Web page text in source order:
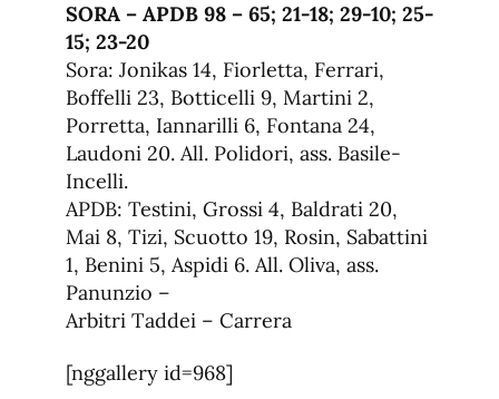
SORA – APDB 98 – 65; 21-18; 29-10; 25-
15; 23-20
Sora: Jonikas 14, Fiorletta, Ferrari,
Boffelli 23, Botticelli 9, Martini 2,
Porretta, Iannarilli 6, Fontana 24,
Laudoni 20. All. Polidori, ass. Basile-
Incelli.
APDB: Testini, Grossi 4, Baldrati 20,
Mai 8, Tizi, Scuotto 19, Rosin, Sabattini
1, Benini 5, Aspidi 6. All. Oliva, ass.
Panunzio –
Arbitri Taddei – Carrera
[nggallery id=968]